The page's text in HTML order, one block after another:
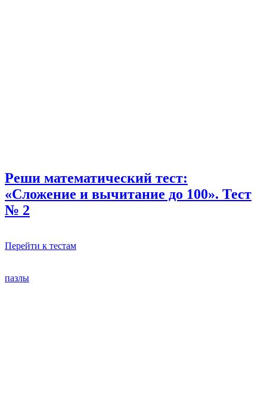
Реши математический тест:
«Сложение и вычитание до 100». Тест
№ 2
Перейти к тестам
пазлы